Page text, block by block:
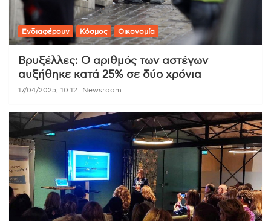
Ενδιαφέρουν Κόσμος Οικονομία
Βρυξέλλες: Ο αριθμός των αστέγων
αυξήθηκε κατά 25% σε δύο χρόνια
17/04/2025, 10:12 Newsroom